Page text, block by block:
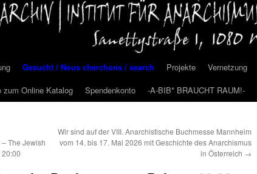
Gesucht / Nous cherchons / search Projekte Vernetzung
zum Online Katalog Spendenkonto -A-BIB* BRAUCHT RAUM!-
The Jewish
Wir sind auf der VIII. Anarchistische Buchmesse Mannheim
vom 14. bis 17. Mai 2026 mit Geschichte des Anarchismus
in Österreich →